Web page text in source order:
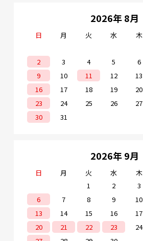
2026年 8月
日 月 火 水 木
2
3 4 5 6
9
10 11 12 13
16
17 18 19 20
23
24 25 26 27
30
31
2026年 9月
日 月 火 水 木
1
2 3
6
7 8 9 10
13
14 15 16 17
20
21 22 23 24